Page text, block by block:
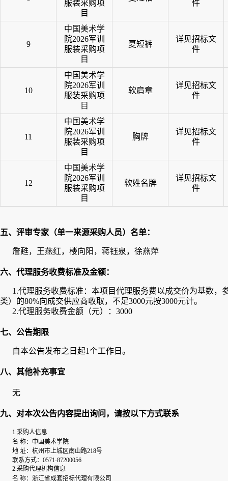
服装采购项
目
件
9
中国美术学
院2026军训
服装采购项
目
夏短裤
详见招标文
件
10
中国美术学
院2026军训
服装采购项
目
软肩章
详见招标文
件
11
中国美术学
院2026军训
服装采购项
目
胸牌
详见招标文
件
12
中国美术学
院2026军训
服装采购项
目
软姓名牌
详见招标文
件
五、评审专家（单一来源采购人员）名单：
詹甦，王燕红，楼向阳，蒋钰泉，徐燕萍
六、代理服务收费标准及金额：
1.代理服务收费标准： 本项目代理服务费以成交价为基数，
类）的80%向成交供应商收取，不足3000元按3000元计。
2.代理服务收费金额（元）： 3000
七、公告期限
自本公告发布之日起1个工作日。
八、其他补充事宜
无
九、对本次公告内容提出询问，请按以下方式联系
1.采购人信息
名 称： 中国美术学院
地 址： 杭州市上城区南山路218号
联系方式： 0571-87200056
2.采购代理机构信息
名 称： 浙江省成套招标代理有限公司